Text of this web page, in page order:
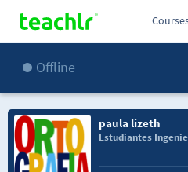
Offline
paula lizeth
Estudiantes